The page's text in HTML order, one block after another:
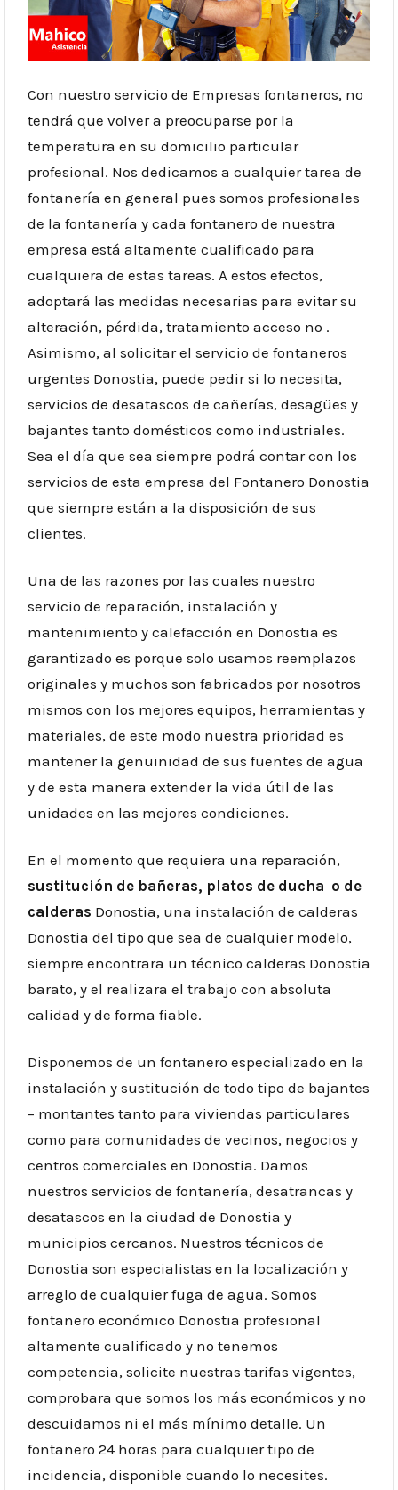
Con nuestro servicio de Empresas fontaneros, no
tendrá que volver a preocuparse por la
temperatura en su domicilio particular
profesional. Nos dedicamos a cualquier tarea de
fontanería en general pues somos profesionales
de la fontanería y cada fontanero de nuestra
empresa está altamente cualificado para
cualquiera de estas tareas. A estos efectos,
adoptará las medidas necesarias para evitar su
alteración, pérdida, tratamiento acceso no .
Asimismo, al solicitar el servicio de fontaneros
urgentes Donostia, puede pedir si lo necesita,
servicios de desatascos de cañerías, desagües y
bajantes tanto domésticos como industriales.
Sea el día que sea siempre podrá contar con los
servicios de esta empresa del Fontanero Donostia
que siempre están a la disposición de sus
clientes.
Una de las razones por las cuales nuestro
servicio de reparación, instalación y
mantenimiento y calefacción en Donostia es
garantizado es porque solo usamos reemplazos
originales y muchos son fabricados por nosotros
mismos con los mejores equipos, herramientas y
materiales, de este modo nuestra prioridad es
mantener la genuinidad de sus fuentes de agua
y de esta manera extender la vida útil de las
unidades en las mejores condiciones.
En el momento que requiera una reparación,
sustitución de bañeras, platos de ducha o de
calderas Donostia, una instalación de calderas
Donostia del tipo que sea de cualquier modelo,
siempre encontrara un técnico calderas Donostia
barato, y el realizara el trabajo con absoluta
calidad y de forma fiable.
Disponemos de un fontanero especializado en la
instalación y sustitución de todo tipo de bajantes
– montantes tanto para viviendas particulares
como para comunidades de vecinos, negocios y
centros comerciales en Donostia. Damos
nuestros servicios de fontanería, desatrancas y
desatascos en la ciudad de Donostia y
municipios cercanos. Nuestros técnicos de
Donostia son especialistas en la localización y
arreglo de cualquier fuga de agua. Somos
fontanero económico Donostia profesional
altamente cualificado y no tenemos
competencia, solicite nuestras tarifas vigentes,
comprobara que somos los más económicos y no
descuidamos ni el más mínimo detalle. Un
fontanero 24 horas para cualquier tipo de
incidencia, disponible cuando lo necesites.